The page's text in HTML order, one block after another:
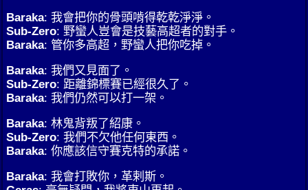
Baraka: 我會把你的骨頭啃得乾乾淨淨。
Sub-Zero: 野蠻人豈會是技藝高超者的對手。
Baraka: 管你多高超，野蠻人把你吃掉。
Baraka: 我們又見面了。
Sub-Zero: 距離錦標賽已經很久了。
Baraka: 我們仍然可以打一架。
Baraka: 林鬼背叛了紹康。
Sub-Zero: 我們不欠他任何東西。
Baraka: 你應該信守賽克特的承諾。
Baraka: 我會打敗你，革剌斯。